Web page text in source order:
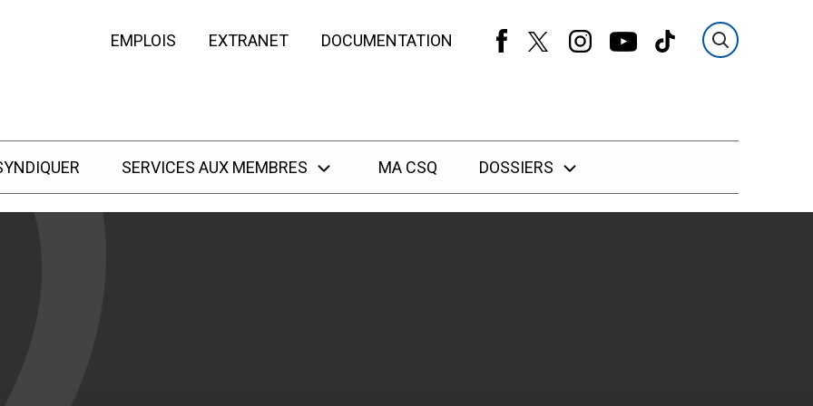
EMPLOIS EXTRANET DOCUMENTATION
SERVICES AUX MEMBRES MA CSQ DOSSIERS